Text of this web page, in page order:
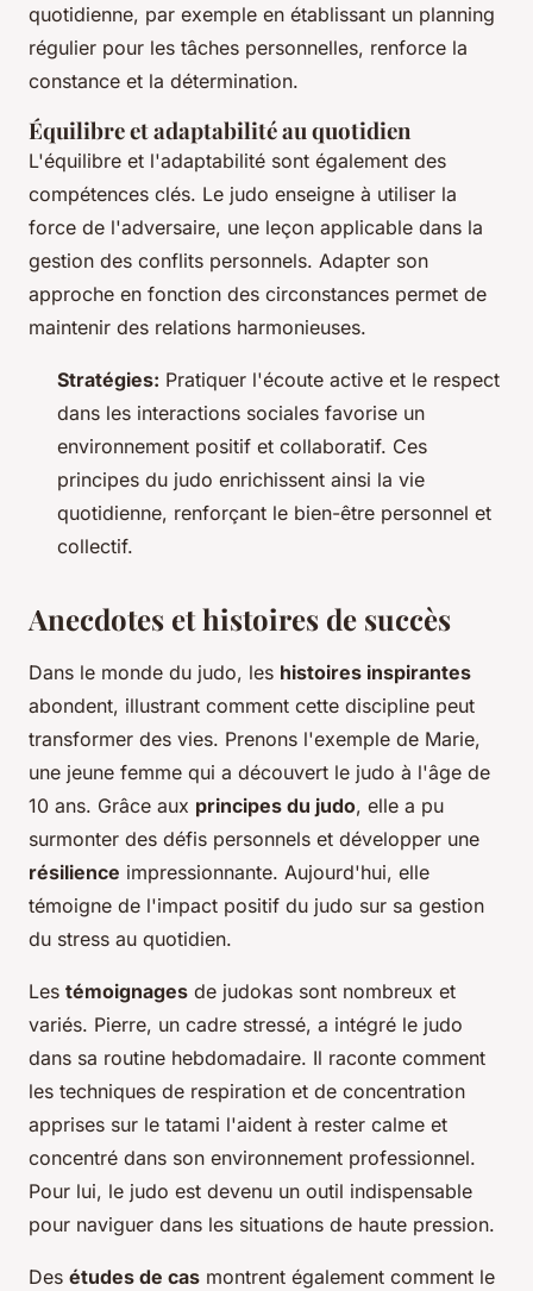
quotidienne, par exemple en établissant un planning
régulier pour les tâches personnelles, renforce la
constance et la détermination.
Équilibre et adaptabilité au quotidien
L'équilibre et l'adaptabilité sont également des
compétences clés. Le judo enseigne à utiliser la
force de l'adversaire, une leçon applicable dans la
gestion des conflits personnels. Adapter son
approche en fonction des circonstances permet de
maintenir des relations harmonieuses.
Stratégies: Pratiquer l'écoute active et le respect
dans les interactions sociales favorise un
environnement positif et collaboratif. Ces
principes du judo enrichissent ainsi la vie
quotidienne, renforçant le bien-être personnel et
collectif.
Anecdotes et histoires de succès
Dans le monde du judo, les histoires inspirantes
abondent, illustrant comment cette discipline peut
transformer des vies. Prenons l'exemple de Marie,
une jeune femme qui a découvert le judo à l'âge de
10 ans. Grâce aux principes du judo, elle a pu
surmonter des défis personnels et développer une
résilience impressionnante. Aujourd'hui, elle
témoigne de l'impact positif du judo sur sa gestion
du stress au quotidien.
Les témoignages de judokas sont nombreux et
variés. Pierre, un cadre stressé, a intégré le judo
dans sa routine hebdomadaire. Il raconte comment
les techniques de respiration et de concentration
apprises sur le tatami l'aident à rester calme et
concentré dans son environnement professionnel.
Pour lui, le judo est devenu un outil indispensable
pour naviguer dans les situations de haute pression.
Des études de cas montrent également comment le